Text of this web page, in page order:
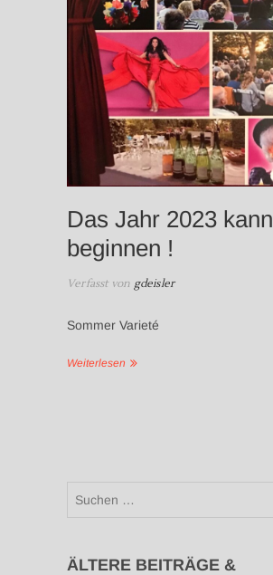
Das Jahr 2023 kann
beginnen !
Verfasst von gdeisler
Sommer Varieté
Weiterlesen
ÄLTERE BEITRÄGE &